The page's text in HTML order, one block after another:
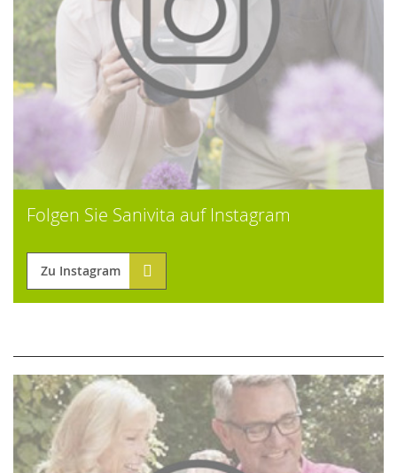
Folgen Sie Sanivita auf Instagram
Zu Instagram